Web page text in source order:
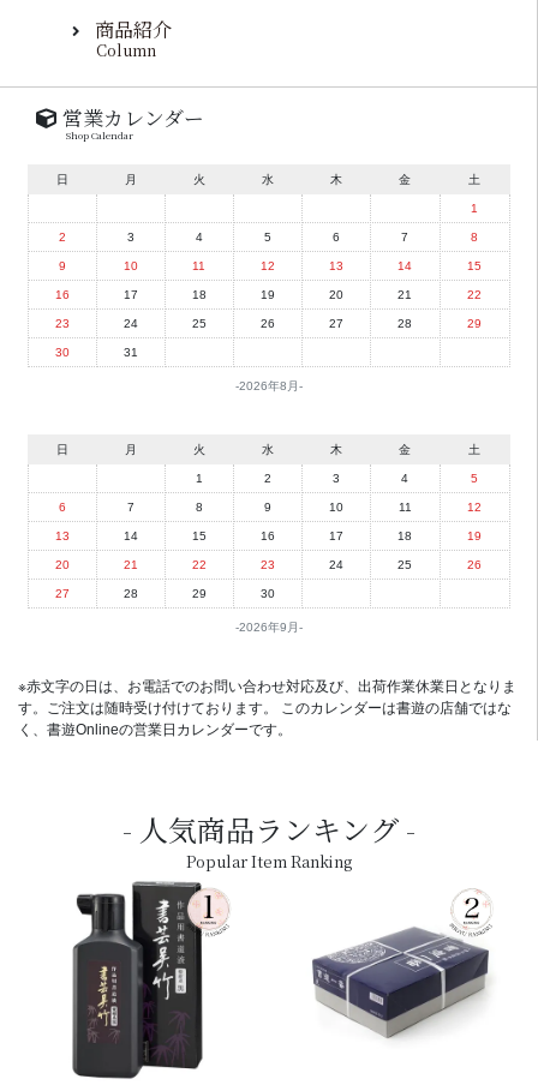
商品紹介
Column
営業カレンダー
Shop Calendar
2026年8月
日 月 火 水 木 金 土
1
2 3 4 5 6 7 8
9 10 11 12 13 14 15
16 17 18 19 20 21 22
23 24 25 26 27 28 29
30 31
2026年9月
日 月 火 水 木 金 土
1 2 3 4 5
6 7 8 9 10 11 12
13 14 15 16 17 18 19
20 21 22 23 24 25 26
27 28 29 30
※赤文字の日は、お電話でのお問い合わせ対応及び、出荷作業休業日となりま
す。ご注文は随時受け付けております。 このカレンダーは書遊の店舗ではな
く、書遊Onlineの営業日カレンダーです。
人気商品ランキング
Popular Item Ranking